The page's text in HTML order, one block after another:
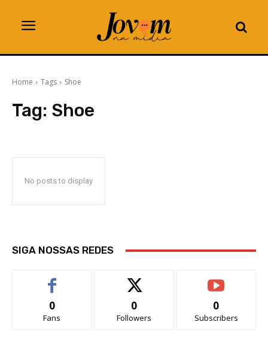
Home Tags Shoe
Tag: Shoe
No posts to display
SIGA NOSSAS REDES
0
Fans
0
Followers
0
Subscribers